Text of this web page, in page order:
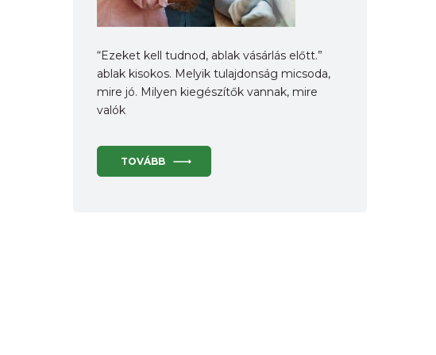
“Ezeket kell tudnod, ablak vásárlás előtt.”
ablak kisokos. Melyik tulajdonság micsoda,
mire jó. Milyen kiegészítők vannak, mire
valók
TOVÁBB